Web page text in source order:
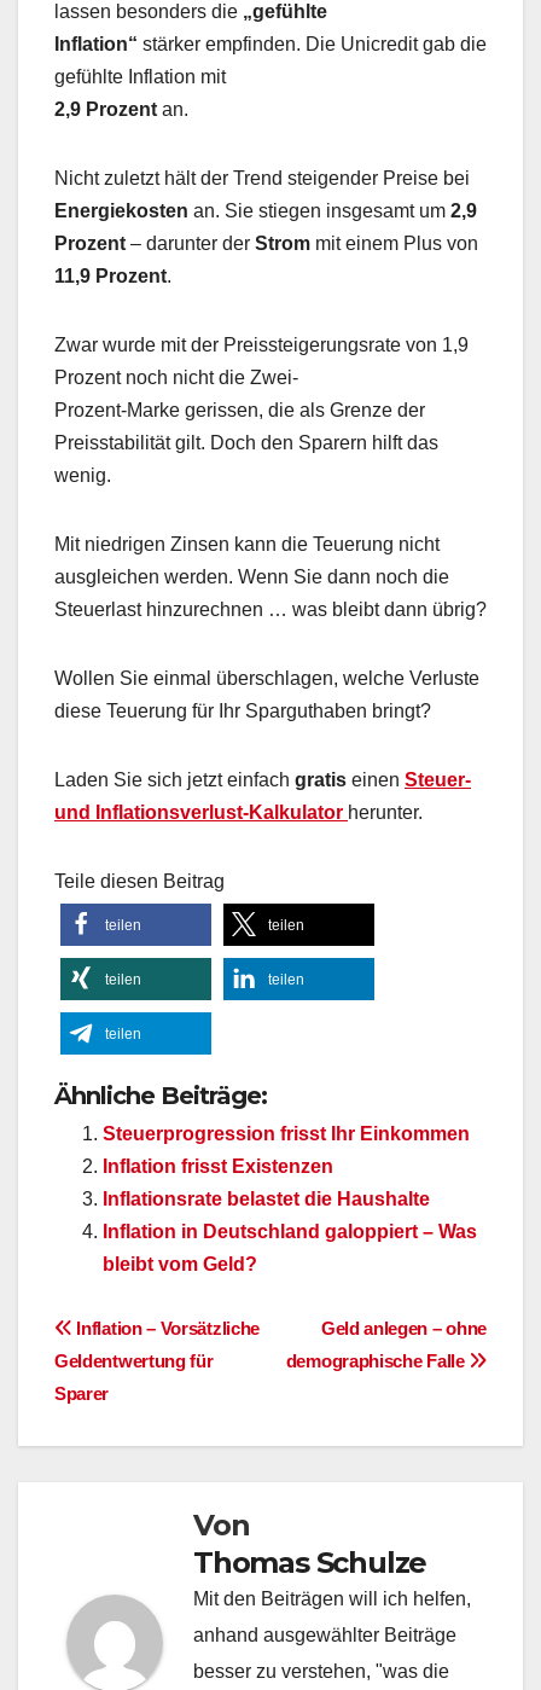
lassen besonders die „gefühlte
Inflation“ stärker empfinden. Die Unicredit gab die
gefühlte Inflation mit
2,9 Prozent an.
Nicht zuletzt hält der Trend steigender Preise bei
Energiekosten an. Sie stiegen insgesamt um 2,9
Prozent – darunter der Strom mit einem Plus von
11,9 Prozent.
Zwar wurde mit der Preissteigerungsrate von 1,9
Prozent noch nicht die Zwei-
Prozent-Marke gerissen, die als Grenze der
Preisstabilität gilt. Doch den Sparern hilft das
wenig.
Mit niedrigen Zinsen kann die Teuerung nicht
ausgleichen werden. Wenn Sie dann noch die
Steuerlast hinzurechnen … was bleibt dann übrig?
Wollen Sie einmal überschlagen, welche Verluste
diese Teuerung für Ihr Sparguthaben bringt?
Laden Sie sich jetzt einfach gratis einen Steuer-
und Inflationsverlust-Kalkulator herunter.
Teile diesen Beitrag
teilen teilen
teilen teilen
teilen
Ähnliche Beiträge:
Steuerprogression frisst Ihr Einkommen
Inflation frisst Existenzen
Inflationsrate belastet die Haushalte
Inflation in Deutschland galoppiert – Was
bleibt vom Geld?
BeitragsnavigationGeld anlegen – ohne
demographische Falle
Inflation – Vorsätzliche
Geldentwertung für
Sparer
Von
Thomas Schulze
Mit den Beiträgen will ich helfen,
anhand ausgewählter Beiträge
besser zu verstehen, "was die